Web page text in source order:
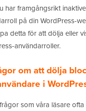
har framgångsrikt
på din WordPress-
detta för att dölja eller
användarroller.
om att dölja
i
som våra läsare ofta